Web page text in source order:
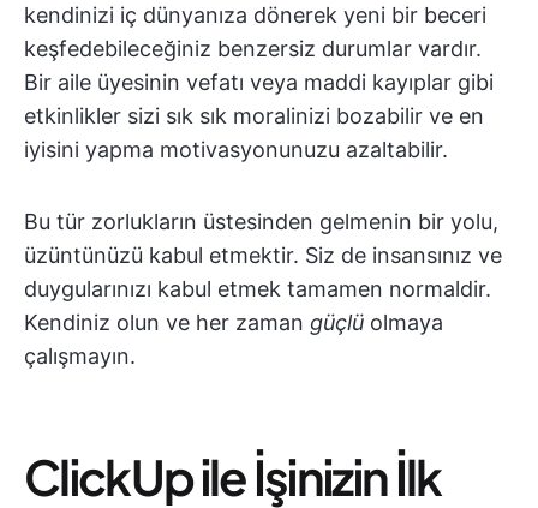
kendinizi iç dünyanıza dönerek yeni bir beceri
keşfedebileceğiniz benzersiz durumlar vardır.
Bir aile üyesinin vefatı veya maddi kayıplar gibi
etkinlikler sizi sık sık moralinizi bozabilir ve en
iyisini yapma motivasyonunuzu azaltabilir.
Bu tür zorlukların üstesinden gelmenin bir yolu,
üzüntünüzü kabul etmektir. Siz de insansınız ve
duygularınızı kabul etmek tamamen normaldir.
Kendiniz olun ve her zaman güçlü olmaya
çalışmayın.
ClickUp ile İşinizin İlk